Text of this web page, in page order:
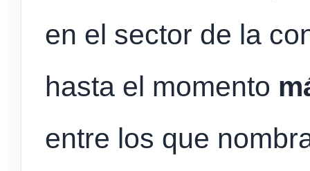
en el sector de la
hasta el momento
entre los que